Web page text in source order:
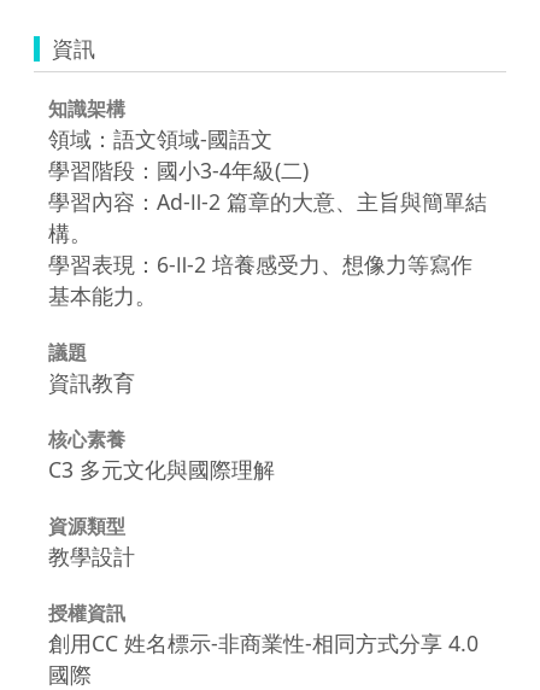
資訊
知識架構
領域：語文領域-國語文
學習階段：國小3-4年級(二)
學習內容：Ad-Ⅱ-2 篇章的大意、主旨與簡單結
構。
學習表現：6-Ⅱ-2 培養感受力、想像力等寫作
基本能力。
議題
資訊教育
核心素養
C3 多元文化與國際理解
資源類型
教學設計
授權資訊
創用CC 姓名標示-非商業性-相同方式分享 4.0
國際